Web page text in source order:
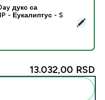
Rest Day дукс са
дукс са
- Еукалиптус - S
13.032,00 RSD‎